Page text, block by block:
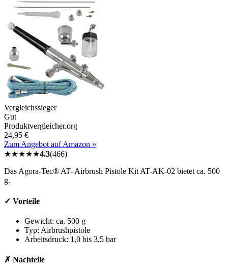
Vergleichssieger
Gut
Produktvergleicher.org
24,95 €
Zum Angebot auf Amazon »
★★★★★4.3(466)
Das Agora-Tec® AT- Airbrush Pistole Kit AT-AK-02 bietet ca. 500
g.
✓ Vorteile
Gewicht: ca. 500 g
Typ: Airbrushpistole
Arbeitsdruck: 1,0 bis 3,5 bar
✗ Nachteile